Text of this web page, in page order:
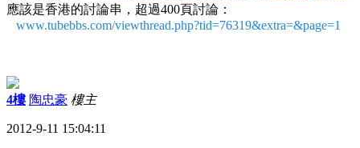
應該是香港的討論串，超過400頁討論：
www.tubebbs.com/viewthread.php?tid=76319&extra=&page=1
4樓 陶忠豪 樓主
2012-9-11 15:04:11